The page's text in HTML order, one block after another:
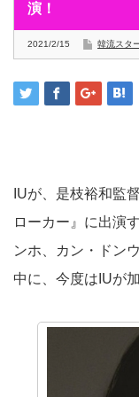
演！
2021/2/15 韓流スタ
IUが、是枝裕和監
ローカー』に出演
ンホ、カン・ドン
中に、今度はIUが